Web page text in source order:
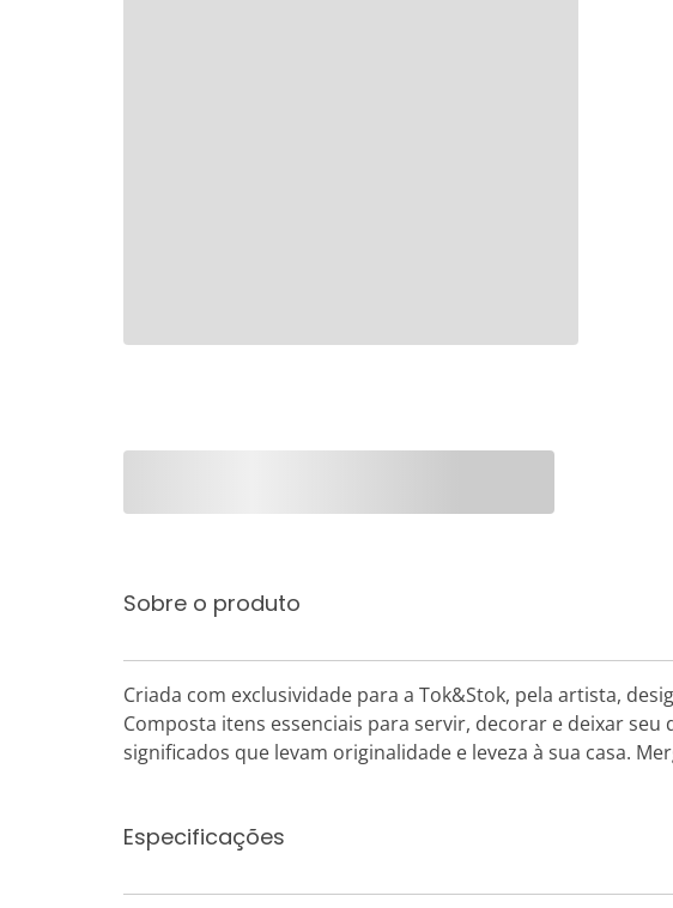
Sobre o produto
Criada com exclusividade para a Tok&Stok, pela artista,
Composta itens essenciais para servir, decorar e deixar
significados que levam originalidade e leveza à sua casa.
Especificações